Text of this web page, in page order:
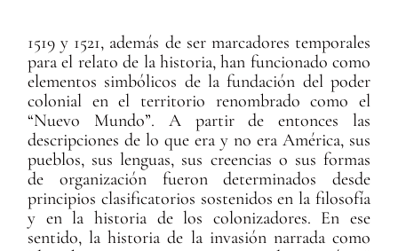
1519 y 1521, además de ser marcadores temporales
para el relato de la historia, han funcionado como
elementos simbólicos de la fundación del poder
colonial en el territorio renombrado como el
“Nuevo Mundo”. A partir de entonces las
descripciones de lo que era y no era América, sus
pueblos, sus lenguas, sus creencias o sus formas
de organización fueron determinados desde
principios clasificatorios sostenidos en la filosofía
y en la historia de los colonizadores. En ese
sentido, la historia de la invasión narrada como